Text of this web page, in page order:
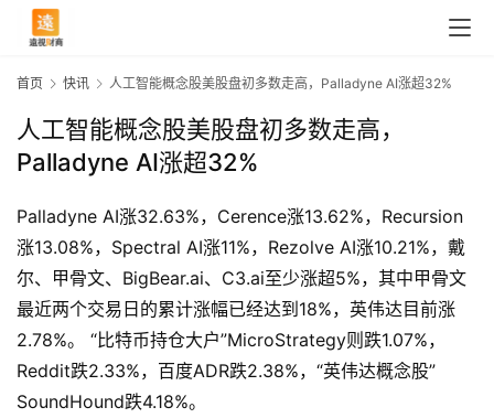
首
页
首页 快讯 人工智能概念股美股盘初多数走高，Palladyne AI涨超32%
人工智能概念股美股盘初多数走高，
Palladyne AI涨超32%
Palladyne AI涨32.63%，Cerence涨13.62%，Recursion
涨13.08%，Spectral AI涨11%，Rezolve AI涨10.21%，戴
尔、甲骨文、BigBear.ai、C3.ai至少涨超5%，其中甲骨文
最近两个交易日的累计涨幅已经达到18%，英伟达目前涨
2.78%。 “比特币持仓大户”MicroStrategy则跌1.07%，
Reddit跌2.33%，百度ADR跌2.38%，“英伟达概念股”
SoundHound跌4.18%。